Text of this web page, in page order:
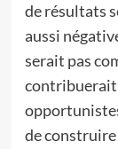
de résultats
aussi
serait pas
contribuerait
de construire